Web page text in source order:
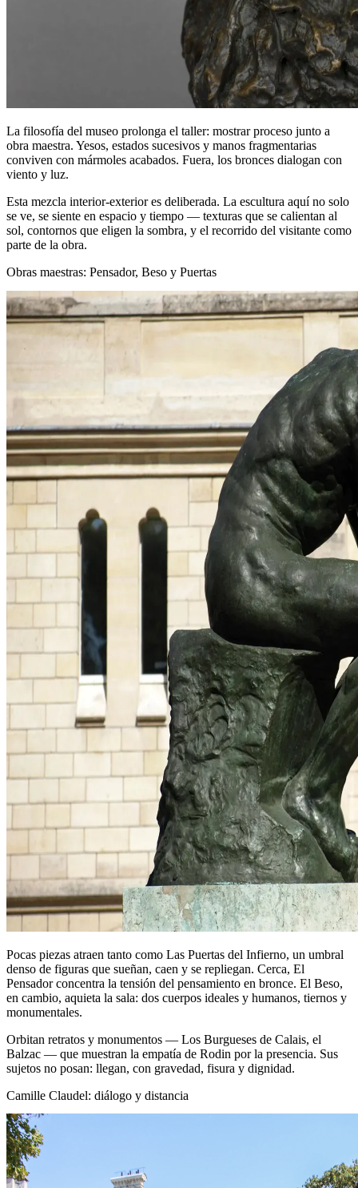
La filosofía del museo prolonga el taller: mostrar proceso junto a
obra maestra. Yesos, estados sucesivos y manos fragmentarias
conviven con mármoles acabados. Fuera, los bronces dialogan con
viento y luz.
Esta mezcla interior‑exterior es deliberada. La escultura aquí no solo
se ve, se siente en espacio y tiempo — texturas que se calientan al
sol, contornos que eligen la sombra, y el recorrido del visitante como
parte de la obra.
Obras maestras: Pensador, Beso y Puertas
Pocas piezas atraen tanto como Las Puertas del Infierno, un umbral
denso de figuras que sueñan, caen y se repliegan. Cerca, El
Pensador concentra la tensión del pensamiento en bronce. El Beso,
en cambio, aquieta la sala: dos cuerpos ideales y humanos, tiernos y
monumentales.
Orbitan retratos y monumentos — Los Burgueses de Calais, el
Balzac — que muestran la empatía de Rodin por la presencia. Sus
sujetos no posan: llegan, con gravedad, fisura y dignidad.
Camille Claudel: diálogo y distancia